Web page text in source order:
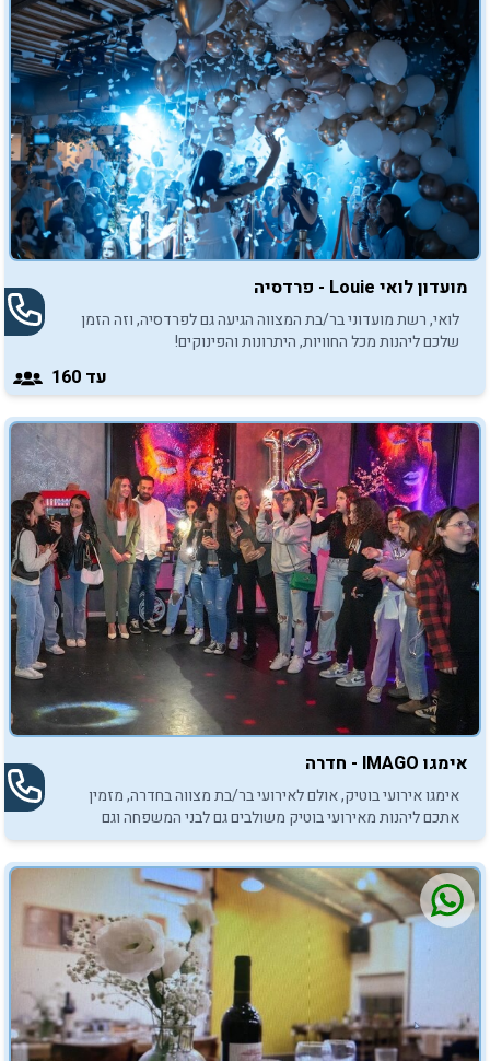
מועדון לואי Louie - פרדסיה
לואי, רשת מועדוני בר/בת המצווה הגיעה גם לפרדסיה, וזה הזמן
שלכם ליהנות מכל החוויות, היתרונות והפינוקים!
עד 160
אימגו IMAGO - חדרה
אימגו אירועי בוטיק, אולם לאירועי בר/בת מצווה בחדרה, מזמין
אתכם ליהנות מאירועי בוטיק משולבים גם לבני המשפחה וגם
לחברים.